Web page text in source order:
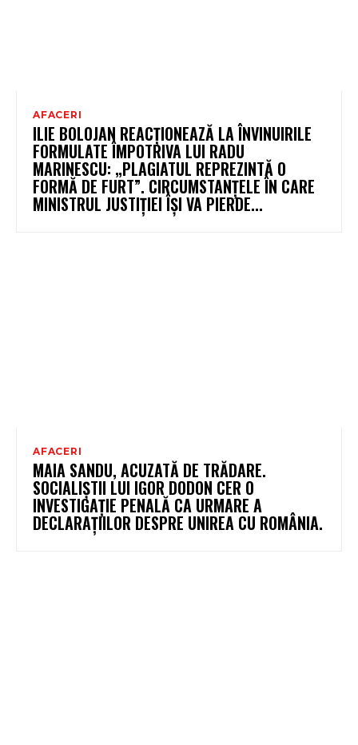
AFACERI
ILIE BOLOJAN REACȚIONEAZĂ LA ÎNVINUIRILE
FORMULATE ÎMPOTRIVA LUI RADU
MARINESCU: „PLAGIATUL REPREZINTĂ O
FORMĂ DE FURT”. CIRCUMSTANȚELE ÎN CARE
MINISTRUL JUSTIȚIEI ÎȘI VA PIERDE...
AFACERI
MAIA SANDU, ACUZATĂ DE TRĂDARE.
SOCIALIȘTII LUI IGOR DODON CER O
INVESTIGAȚIE PENALĂ CA URMARE A
DECLARAȚIILOR DESPRE UNIREA CU ROMÂNIA.